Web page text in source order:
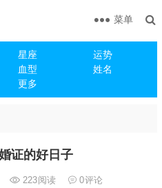
星座
运势
血型
姓名
更多
菜单
证的好日子
223阅读 0评论